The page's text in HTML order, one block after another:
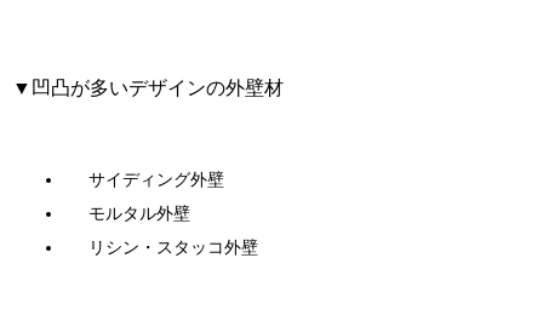
▼凹凸が多いデザインの外壁材
サイディング外壁
モルタル外壁
リシン・スタッコ外壁